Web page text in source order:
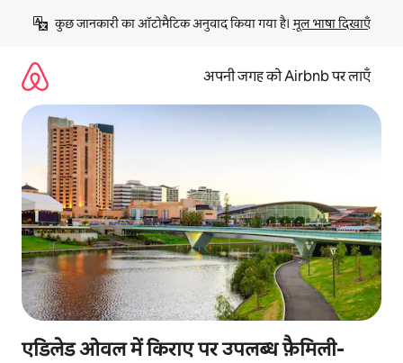
छोड़कर
कॉन्टेंट
कुछ जानकारी का ऑटोमैटिक अनुवाद किया गया है। मूल भाषा दिखाएँ
अपनी जगह को Airbnb पर लाएँ
एडिलेड ओवल में किराए पर उपलब्ध फ़ैमिली-